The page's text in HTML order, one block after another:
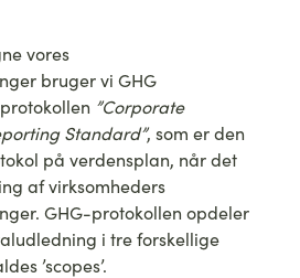
vores
bruger vi GHG
”Corporate
Standard”, som er den
på verdensplan, når det
af virksomheders
GHG-protokollen opdeler
i tre forskellige
’scopes’.